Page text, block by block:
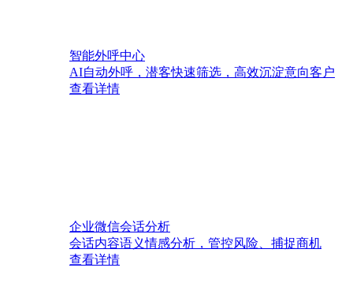
智能外呼中心
AI自动外呼，潜客快速筛选，高效沉淀意向客户
查看详情
企业微信会话分析
会话内容语义情感分析，管控风险、捕捉商机
查看详情